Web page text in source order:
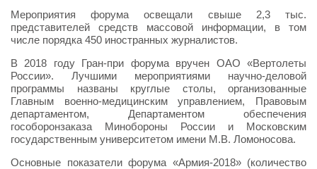
Мероприятия форума освещали свыше 2,3 тыс.
представителей средств массовой информации, в том
числе порядка 450 иностранных журналистов.
В 2018 году Гран-при форума вручен ОАО «Вертолеты
России». Лучшими мероприятиями научно-деловой
программы названы круглые столы, организованные
Главным военно-медицинским управлением, Правовым
департаментом, Департаментом обеспечения
гособоронзаказа Минобороны России и Московским
государственным университетом имени М.В. Ломоносова.
Основные показатели форума «Армия-2018» (количество